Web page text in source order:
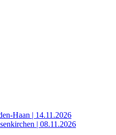
Haan | 14.11.2026
| 08.11.2026